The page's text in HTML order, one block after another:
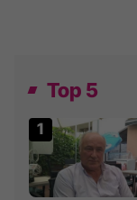
Top 5